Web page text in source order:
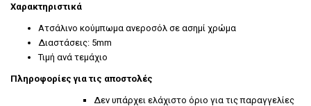
Χαρακτηριστικά
Ατσάλινο κούμπωμα ανεροσόλ σε ασημί χρώμα
Διαστάσεις: 5mm
Τιμή ανά τεμάχιο
Πληροφορίες για τις αποστολές
Δεν υπάρχει ελάχιστο όριο για τις παραγγελίες